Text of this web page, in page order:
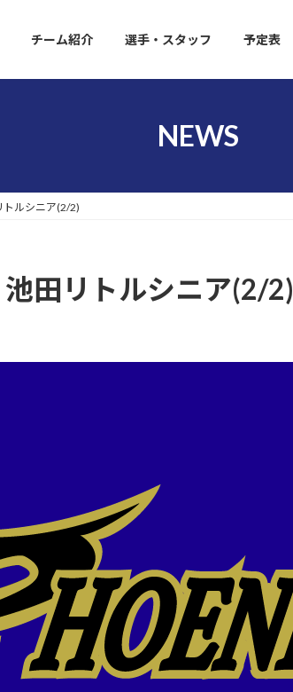
チーム紹介 選手・スタッフ 予定表
NEWS
トルシニア(2/2)
田リトルシニア(2/2)